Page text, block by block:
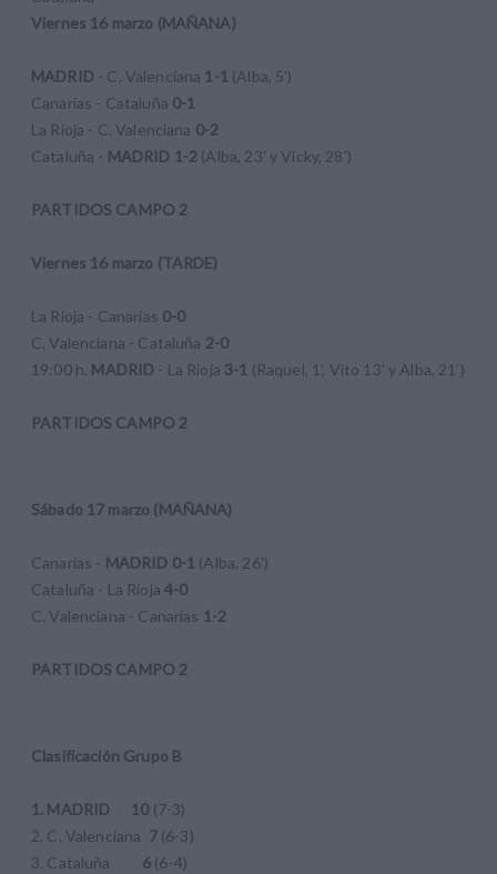
Viernes 16 marzo (MAÑANA)
MADRID - C. Valenciana 1-1 (Alba, 5')
Canarias - Cataluña 0-1
La Rioja - C. Valenciana 0-2
Cataluña - MADRID 1-2 (Alba, 23' y Vicky, 28')
PARTIDOS CAMPO 2
Viernes 16 marzo (TARDE)
La Rioja - Canarias 0-0
C. Valenciana - Cataluña 2-0
19:00 h. MADRID - La Rioja 3-1 (Raquel, 1', Vito 13' y Alba, 21')
PARTIDOS CAMPO 2
Sábado 17 marzo (MAÑANA)
Canarias - MADRID 0-1 (Alba, 26')
Cataluña - La Rioja 4-0
C. Valenciana - Canarias 1-2
PARTIDOS CAMPO 2
Clasificación Grupo B
1. MADRID 10 (7-3)
2. C. Valenciana 7(6-3)
3. Cataluña 6 (6-4)